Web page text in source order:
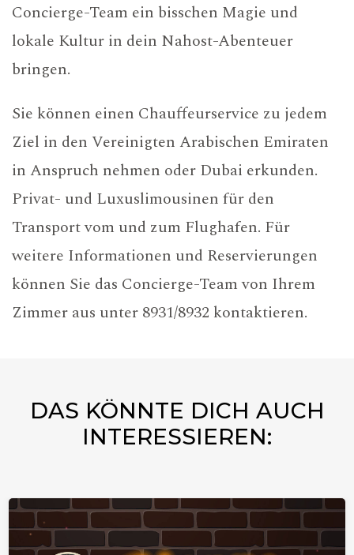
Concierge-Team ein bisschen Magie und
lokale Kultur in dein Nahost-Abenteuer
bringen.
Sie können einen Chauffeurservice zu jedem
Ziel in den Vereinigten Arabischen Emiraten
in Anspruch nehmen oder Dubai erkunden.
Privat- und Luxuslimousinen für den
Transport vom und zum Flughafen. Für
weitere Informationen und Reservierungen
können Sie das Concierge-Team von Ihrem
Zimmer aus unter 8931/8932 kontaktieren.
DAS KÖNNTE DICH AUCH
INTERESSIEREN: